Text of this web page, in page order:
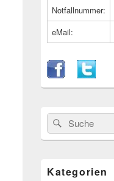
Notfallnummer:
eMail:
Suche
nach:
Kategorien